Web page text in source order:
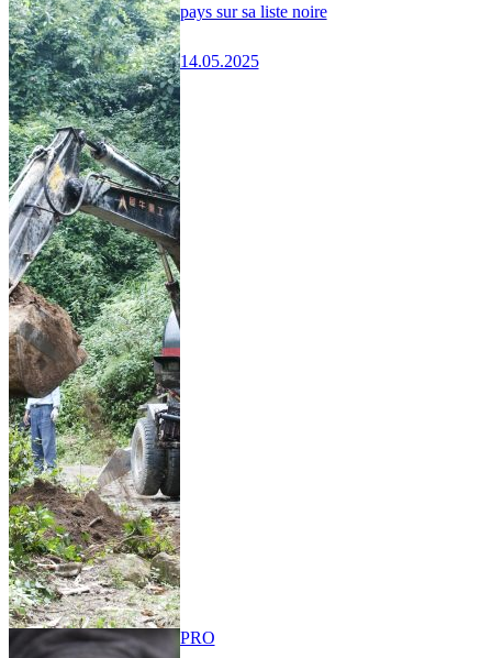
pays sur sa liste noire
14.05.2025
PRO